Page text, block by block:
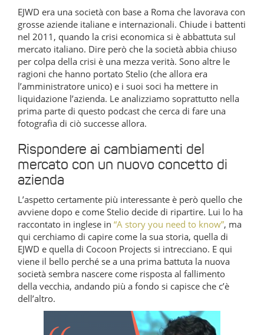
EJWD era una società con base a Roma che lavorava con
grosse aziende italiane e internazionali. Chiude i battenti
nel 2011, quando la crisi economica si è abbattuta sul
mercato italiano. Dire però che la società abbia chiuso
per colpa della crisi è una mezza verità. Sono altre le
ragioni che hanno portato Stelio (che allora era
l’amministratore unico) e i suoi soci ha mettere in
liquidazione l’azienda. Le analizziamo soprattutto nella
prima parte di questo podcast che cerca di fare una
fotografia di ciò successe allora.
Rispondere ai cambiamenti del
mercato con un nuovo concetto di
azienda
L’aspetto certamente più interessante è però quello che
avviene dopo e come Stelio decide di ripartire. Lui lo ha
raccontato in inglese in “A story you need to know”, ma
qui cerchiamo di capire come la sua storia, quella di
EJWD e quella di Cocoon Projects si intrecciano. E qui
viene il bello perché se a una prima battuta la nuova
società sembra nascere come risposta al fallimento
della vecchia, andando più a fondo si capisce che c’è
dell’altro.